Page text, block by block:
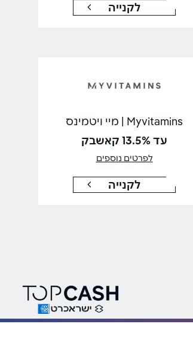
לקנייה
Myvitamins | מיי ויטמינס
עד 13.5% קאשבק
לפרטים נוספים
לקנייה